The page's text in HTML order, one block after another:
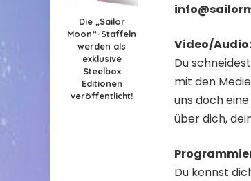
Die „Sailor
Moon“-Staffeln
werden als
exklusive
Steelbox
Editionen
veröffentlicht!
Video/Audio:
Du
mit den
uns doch
über dich,
Du kennst